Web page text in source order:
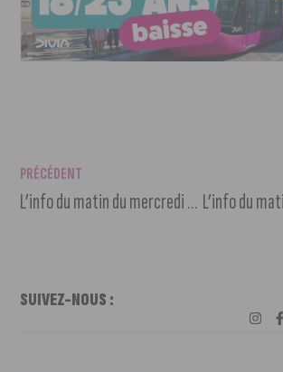
PRÉCÉDENT
L’info du matin du mercredi 17 novembre 2021
SUIVEZ-NOUS :